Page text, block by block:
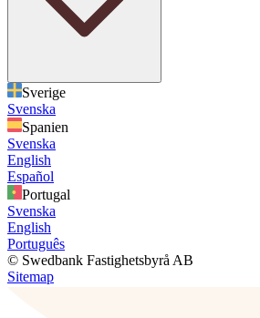
Sverige
Svenska
Spanien
Svenska
English
Español
Portugal
Svenska
English
Português
© Swedbank Fastighetsbyrå AB
Sitemap